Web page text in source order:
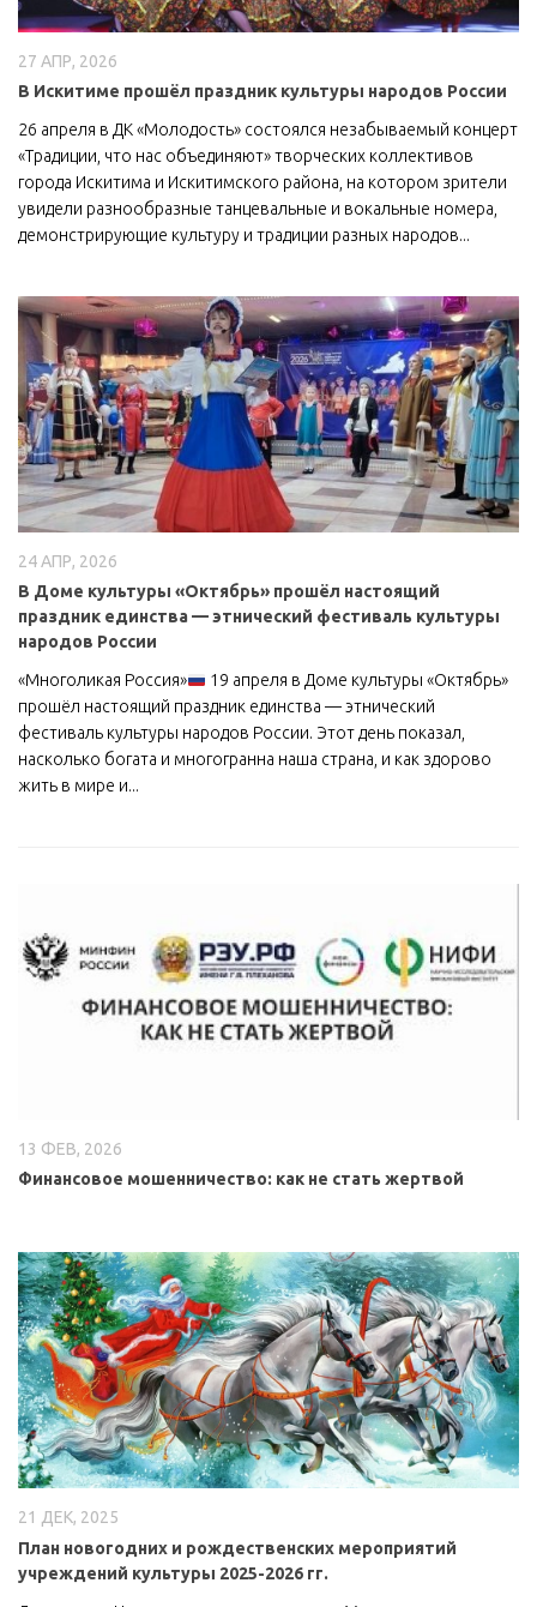
27 АПР, 2026
В Искитиме прошёл праздник культуры народов России
26 апреля в ДК «Молодость» состоялся незабываемый концерт
«Традиции, что нас объединяют» творческих коллективов
города Искитима и Искитимского района, на котором зрители
увидели разнообразные танцевальные и вокальные номера,
демонстрирующие культуру и традиции разных народов...
24 АПР, 2026
В Доме культуры «Октябрь» прошёл настоящий
праздник единства — этнический фестиваль культуры
народов России
«Многоликая Россия»
19 апреля в Доме культуры «Октябрь»
прошёл настоящий праздник единства — этнический
фестиваль культуры народов России. Этот день показал,
насколько богата и многогранна наша страна, и как здорово
жить в мире и...
13 ФЕВ, 2026
Финансовое мошенничество: как не стать жертвой
21 ДЕК, 2025
План новогодних и рождественских мероприятий
учреждений культуры 2025-2026 гг.